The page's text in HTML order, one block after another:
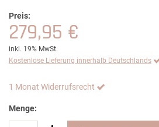
Preis:
279,95 €
inkl. 19% MwSt.
Kostenlose Lieferung innerhalb Deutschlands
1 Monat Widerrufsrecht
Menge: